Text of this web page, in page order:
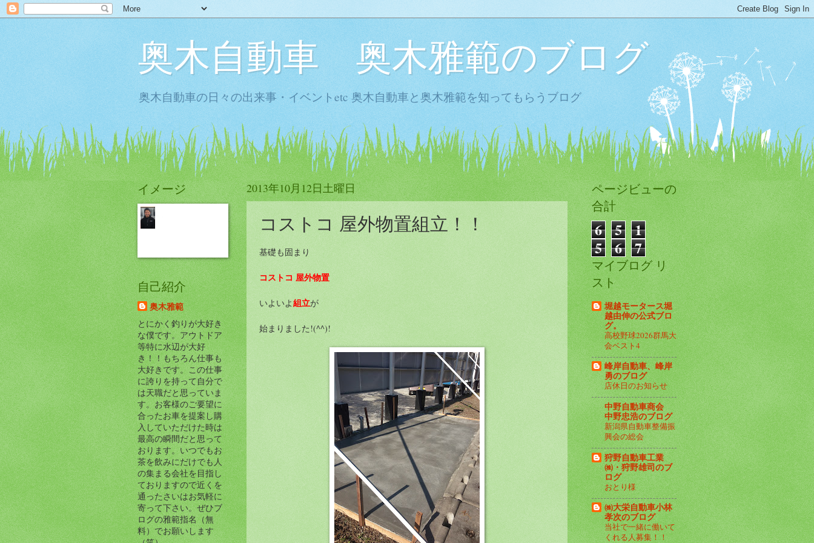
奥木自動車 奥木雅範のブログ
奥木自動車の日々の出来事・イベントetc 奥木自動車と奥木雅範を知ってもらうブログ
2013年10月12日土曜日
コストコ 屋外物置組立！！
基礎も固まり
コストコ 屋外物置
いよいよ組立が
始まりました!(^^)!
イメージ
自己紹介
奥木雅範
とにかく釣りが大好き
な僕です。アウトドア
等特に水辺が大好
き！！もちろん仕事も
大好きです。この仕事
に誇りを持って自分で
は天職だと思っていま
す。お客様のご要望に
合ったお車を提案し購
入していただけた時は
最高の瞬間だと思って
おります。いつでもお
茶を飲みにだけでも人
の集まる会社を目指し
ておりますので近くを
通ったさいはお気軽に
寄って下さい。ぜひブ
ログの雅範指名（無
料）でお願いします
ページビューの
合計
6 5 1
5 6 7
マイブログ リ
スト
堀越モータース堀
越由伸の公式ブロ
グ。
高校野球2026群馬大
会ベスト4
峰岸自動車、峰岸
勇のブログ
店休日のお知らせ
中野自動車商会
中野忠浩のブログ
新潟県自動車整備振
興会の総会
狩野自動車工業
㈱・狩野雄司のブ
ログ
おとり様
㈱大栄自動車小林
孝次のブログ
当社で一緒に働いて
くれる人募集！！